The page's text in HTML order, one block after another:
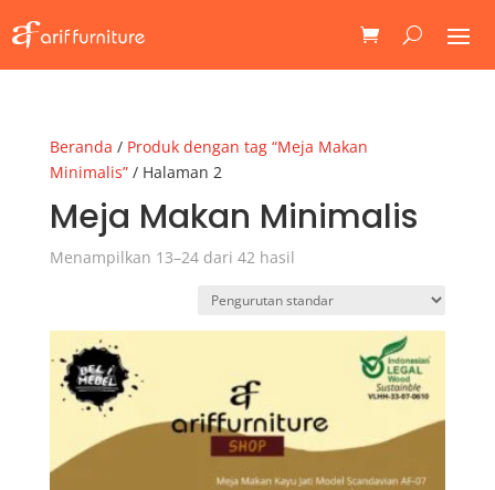
Beranda / Produk dengan tag “Meja Makan
Minimalis”/ Halaman 2
Meja Makan Minimalis
Menampilkan 13–24 dari 42 hasil